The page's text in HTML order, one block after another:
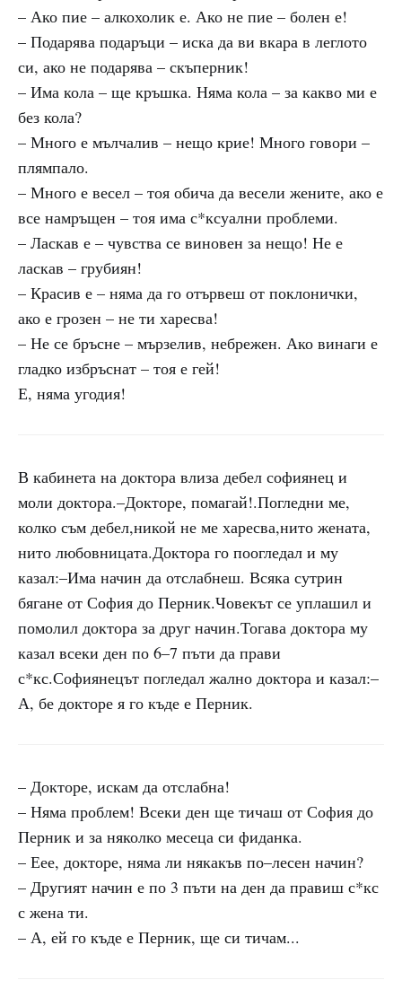
– Ако пие – алкохолик е. Ако не пие – болен е!
– Подарява подаръци – иска да ви вкара в леглото
си, ако не подарява – скъперник!
– Има кола – ще кръшка. Няма кола – за какво ми е
без кола?
– Много е мълчалив – нещо крие! Много говори –
плямпало.
– Много е весел – тоя обича да весели жените, ако е
все намръщен – тоя има с*ксуални проблеми.
– Ласкав е – чувства се виновен за нещо! Не е
ласкав – грубиян!
– Красив е – няма да го отървеш от поклонички,
ако е грозен – не ти харесва!
– Не се бръсне – мързелив, небрежен. Ако винаги е
гладко избръснат – тоя е гей!
Е, няма угодия!
В кабинета на доктора влиза дебел софиянец и
моли доктора.–Докторе, помагай!.Погледни ме,
колко съм дебел,никой не ме харесва,нито жената,
нито любовницата.Доктора го поогледал и му
казал:–Има начин да отслабнеш. Всяка сутрин
бягане от София до Перник.Човекът се уплашил и
помолил доктора за друг начин.Тогава доктора му
казал всеки ден по 6–7 пъти да прави
с*кс.Софиянецът погледал жално доктора и казал:–
А, бе докторе я го къде е Перник.
– Докторе, искам да отслабна!
– Няма проблем! Всеки ден ще тичаш от София до
Перник и за няколко месеца си фиданка.
– Еее, докторе, няма ли някакъв по–лесен начин?
– Другият начин е по 3 пъти на ден да правиш с*кс
с жена ти.
– А, ей го къде е Перник, ще си тичам...